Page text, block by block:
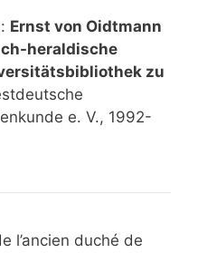
Ernst von Oidtmann
heraldische
zu
e. V., 1992-
l’ancien duché de